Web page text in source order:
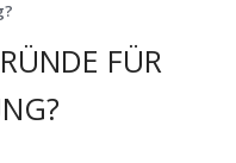
FÜR